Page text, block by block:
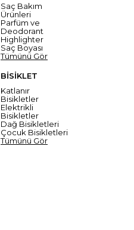
Saç Bakım
Ürünleri
Parfüm ve
Deodorant
Highlighter
Saç Boyası
Tümünü Gör
BİSİKLET
Katlanır
Bisikletler
Elektrikli
Bisikletler
Dağ Bisikletleri
Çocuk Bisikletleri
Tümünü Gör